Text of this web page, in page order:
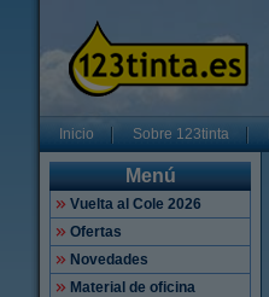
Inicio Sobre 123tinta
Menú
Vuelta al Cole 2026
Ofertas
Novedades
Material de oficina